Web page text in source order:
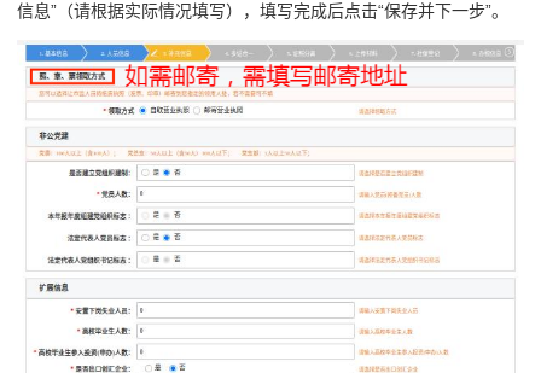
信息”（请根据实际情况填写），填写完成后点击“保存并下一步”。